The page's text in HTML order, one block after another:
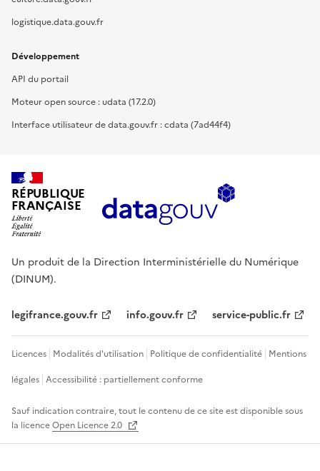
logistique.data.gouv.fr
Développement
API du portail
Moteur open source : udata (17.2.0)
Interface utilisateur de data.gouv.fr : cdata (7ad44f4)
RÉPUBLIQUE
FRANÇAISE
Un produit de la Direction Interministérielle du Numérique
(DINUM).
legifrance.gouv.fr info.gouv.fr service-public.fr
Licences Modalités d'utilisation Politique de confidentialité Mentions
légales Accessibilité : partiellement conforme
Sauf indication contraire, tout le contenu de ce site est disponible sous
la licenceOpen Licence 2.0